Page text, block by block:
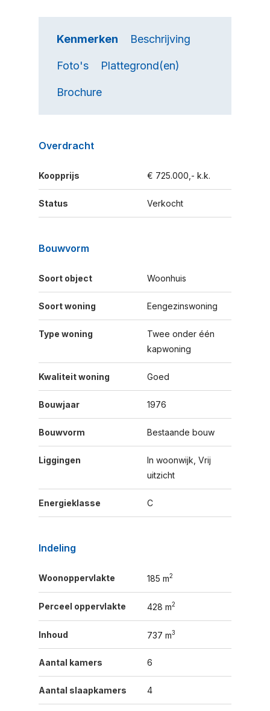
Kenmerken Beschrijving
Foto's Plattegrond(en)
Brochure
Overdracht
Koopprijs € 725.000,- k.k.
Status Verkocht
Bouwvorm
Soort object Woonhuis
Soort woning Eengezinswoning
Type woning
Twee onder één
kapwoning
Kwaliteit woning Goed
Bouwjaar 1976
Bouwvorm Bestaande bouw
Liggingen
In woonwijk, Vrij
uitzicht
Energieklasse C
Indeling
Woonoppervlakte 185 m2
Perceel oppervlakte 428 m2
Inhoud 737 m3
Aantal kamers 6
Aantal slaapkamers 4